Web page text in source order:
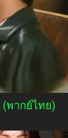
(พากย์ไทย)